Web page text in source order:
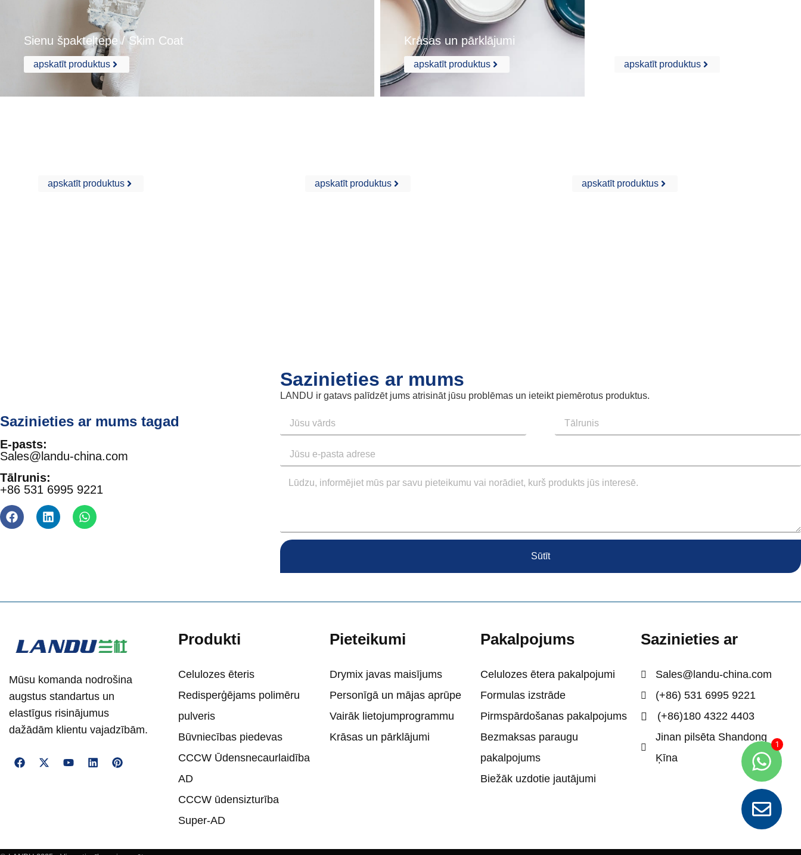
Sienu špakteļtepe / Skim Coat
apskatīt produktus
Krāsas un pārklājumi
apskatīt produktus apskatīt produktus
apskatīt produktus apskatīt produktus apskatīt produktus
Sazinieties ar mums tagad
E-pasts:
Sales@landu-china.com
Tālrunis:
+86 531 6995 9221
Sazinieties ar mums
LANDU ir gatavs palīdzēt jums atrisināt jūsu problēmas un ieteikt piemērotus produktus.
Sūtīt
Mūsu komanda nodrošina
augstus standartus un
elastīgus risinājumus
dažādām klientu vajadzībām.
Produkti
Celulozes ēteris
Redisperģējams polimēru
pulveris
Būvniecības piedevas
CCCW Ūdensnecaurlaidība
AD
CCCW ūdensizturība
Super-AD
Pieteikumi
Drymix javas maisījums
Personīgā un mājas aprūpe
Vairāk lietojumprogrammu
Krāsas un pārklājumi
Pakalpojums
Celulozes ētera pakalpojumi
Formulas izstrāde
Pirmspārdošanas pakalpojums
Bezmaksas paraugu
pakalpojums
Biežāk uzdotie jautājumi
Sazinieties ar
Sales@landu-china.com
(+86) 531 6995 9221
(+86)180 4322 4403
Jinan pilsēta Shandong
Ķīna